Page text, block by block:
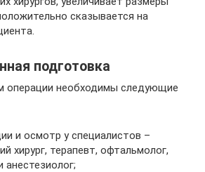
сказывается на
подготовка
операции необходимы следующие
и осмотр у специалистов –
хирург, терапевт, офтальмолог,
анестезиолог;